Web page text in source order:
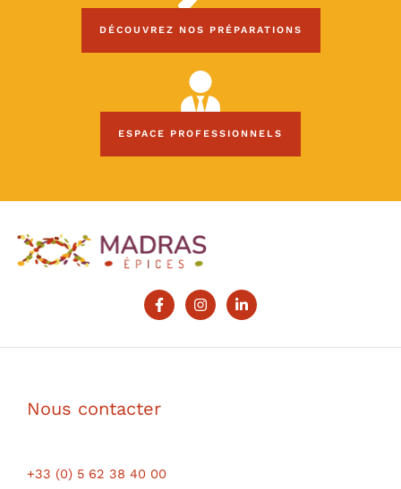
Pour votre cuisine du quotidien
DÉCOUVREZ NOS PRÉPARATIONS
Espace Professionnels
ESPACE PROFESSIONNELS
Nous contacter
+33 (0) 5 62 38 40 00